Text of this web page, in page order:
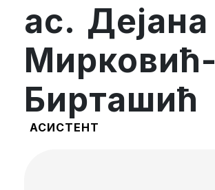
ас. Дејана
Мирковић-
Бирташић
АСИСТЕНТ